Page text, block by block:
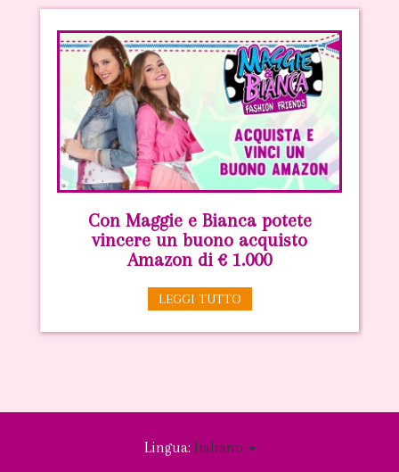
Con Maggie e Bianca potete
vincere un buono acquisto
Amazon di € 1.000
LEGGI TUTTO
Lingua: Italiano